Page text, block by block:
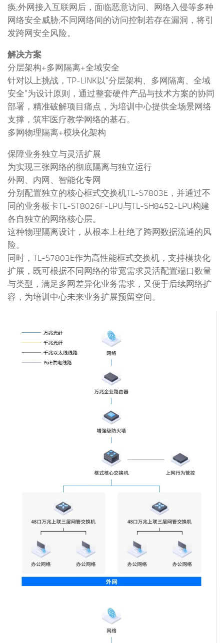
痪;外网接入互联网后，面临恶意访问、网络入侵等多种
网络安全威胁;不同网络间的访问控制若存在漏洞，将引
发跨网安全风险。
解决方案
分层架构+多网隔离+全域安全
针对以上挑战，TP-LINK以“分层架构、多网隔离、全域
安全”为设计原则，通过整套硬件产品与技术方案的协同
部署，精准破解项目痛点，为培训中心提供全场景网络
支撑，筑牢医疗教学网络的基石。
多网物理隔离+模块化架构
保障业务独立与灵活扩展
为实现三张网络的彻底隔离与独立运行
外网、内网、智能化专网
分别配置独立的核心框式交换机TL-S7803E，并通过不
同的业务板卡TL-ST8026F-LPU与TL-SH8452-LPU构建
各自独立的网络核心层。
这种物理隔离设计，从根本上杜绝了跨网数据流通的风
险。
同时，TL-S7803E作为高性能框式交换机，支持模块化
扩展，既可根据不同网络的带宽需求灵活配置端口数量
与类型，满足多网差异化业务需求，又便于后续网络扩
容，为培训中心未来业务扩展预留空间。